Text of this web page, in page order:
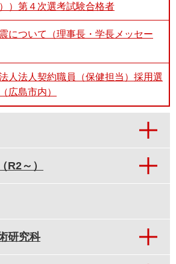
）第４次選考試験合格者
について（理事長・学長メッセー
人法人契約職員（保健担当）採用選
広島市内）
R2～）
研究科